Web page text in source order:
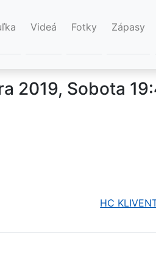
Videá Fotky Zápasy
2019, Sobota
HC